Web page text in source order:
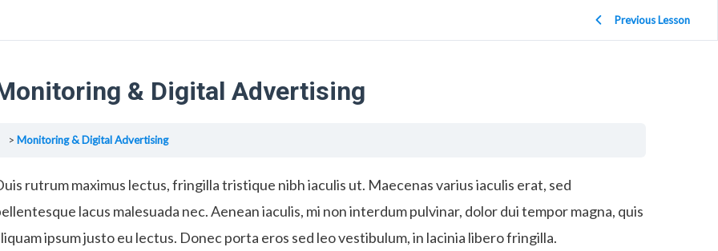
Previous Lesson
& Digital Advertising
Monitoring & Digital Advertising
rutrum maximus lectus, fringilla tristique nibh iaculis ut. Maecenas varius iaculis erat, sed
lacus malesuada nec. Aenean iaculis, mi non interdum pulvinar, dolor dui tempor magna, quis
ipsum justo eu lectus. Donec porta eros sed leo vestibulum, in lacinia libero fringilla.